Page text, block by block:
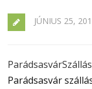
JÚNIUS 25,
Parádsasvár